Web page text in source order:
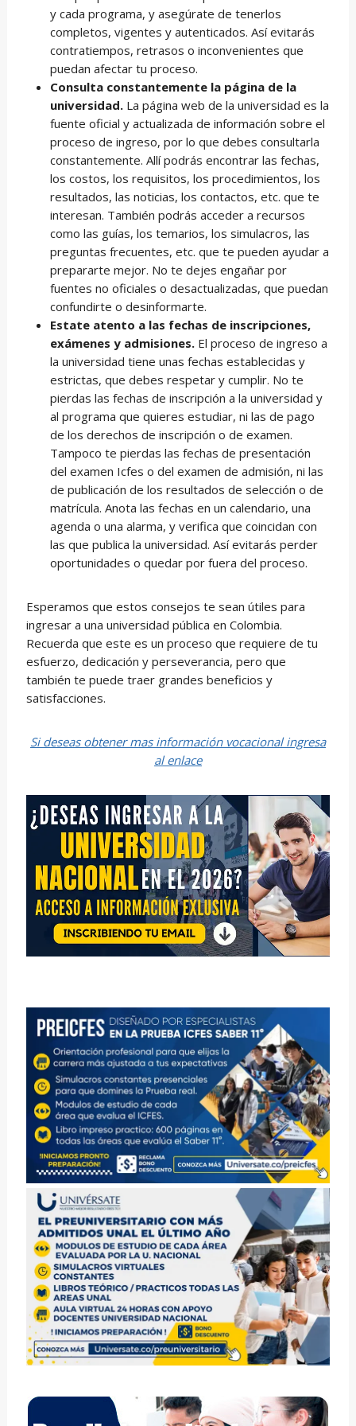
y cada programa, y asegúrate de tenerlos
completos, vigentes y autenticados. Así evitarás
contratiempos, retrasos o inconvenientes que
puedan afectar tu proceso.
Consulta constantemente la página de la
universidad. La página web de la universidad es la
fuente oficial y actualizada de información sobre el
proceso de ingreso, por lo que debes consultarla
constantemente. Allí podrás encontrar las fechas,
los costos, los requisitos, los procedimientos, los
resultados, las noticias, los contactos, etc. que te
interesan. También podrás acceder a recursos
como las guías, los temarios, los simulacros, las
preguntas frecuentes, etc. que te pueden ayudar a
prepararte mejor. No te dejes engañar por
fuentes no oficiales o desactualizadas, que puedan
confundirte o desinformarte.
Estate atento a las fechas de inscripciones,
exámenes y admisiones. El proceso de ingreso a
la universidad tiene unas fechas establecidas y
estrictas, que debes respetar y cumplir. No te
pierdas las fechas de inscripción a la universidad y
al programa que quieres estudiar, ni las de pago
de los derechos de inscripción o de examen.
Tampoco te pierdas las fechas de presentación
del examen Icfes o del examen de admisión, ni las
de publicación de los resultados de selección o de
matrícula. Anota las fechas en un calendario, una
agenda o una alarma, y verifica que coincidan con
las que publica la universidad. Así evitarás perder
oportunidades o quedar por fuera del proceso.
Esperamos que estos consejos te sean útiles para
ingresar a una universidad pública en Colombia.
Recuerda que este es un proceso que requiere de tu
esfuerzo, dedicación y perseverancia, pero que
también te puede traer grandes beneficios y
satisfacciones.
Si deseas obtener mas información vocacional ingresa
al enlace